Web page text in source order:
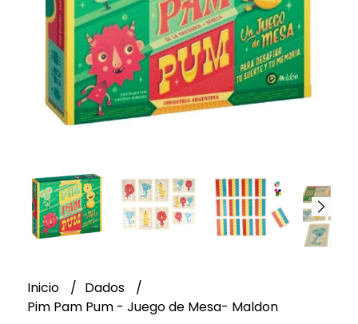
Inicio
Dados
Pim Pam Pum - Juego de Mesa- Maldon